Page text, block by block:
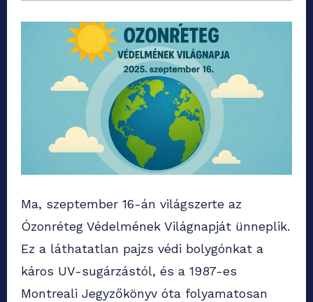
Ma, szeptember 16-án világszerte az
Ózonréteg Védelmének Világnapját ünneplik.
Ez a láthatatlan pajzs védi bolygónkat a
káros UV-sugárzástól, és a 1987-es
Montreali Jegyzőkönyv óta folyamatosan